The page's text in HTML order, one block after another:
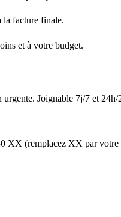
la facture finale.
et à votre budget.
Joignable 7j/7 et 24h/
XX (remplacez XX par votre